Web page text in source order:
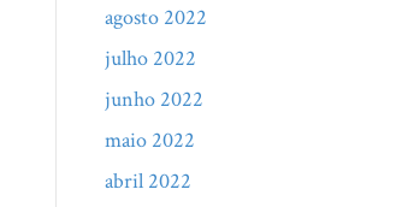
agosto 2022
julho 2022
junho 2022
maio 2022
abril 2022